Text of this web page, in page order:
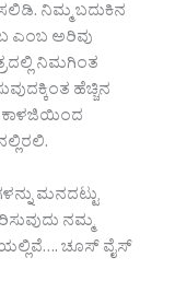
ನಿಮ್ಮ ಬದುಕಿನ
ಎಂಬ ಅರಿವು
ನಿಮಗಿಂತ
ಹೆಚ್ಚಿನ
ಕಾಳಜಿಯಿಂದ
ಮನದಟ್ಟು
ನಮ್ಮ
ಚೂಸ್ ವೈಸ್